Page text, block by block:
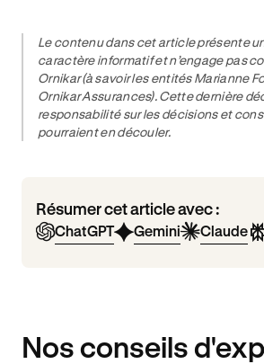
Le contenu dans cet article présente
caractère informatif et n’engage pas
Ornikar (à savoir les entités Marianne
Ornikar Assurances). Cette dernière
responsabilité sur les décisions et
pourraient en découler.
Résumer cet article avec :
ChatGPT Gemini Claude
Nos conseils